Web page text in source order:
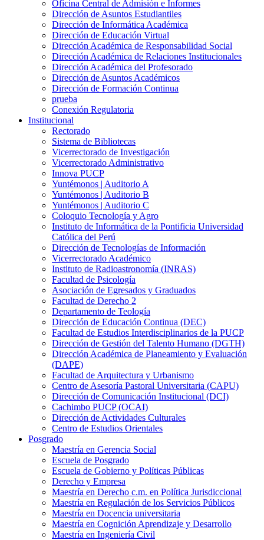
Oficina Central de Admisión e Informes
Dirección de Asuntos Estudiantiles
Dirección de Informática Académica
Dirección de Educación Virtual
Dirección Académica de Responsabilidad Social
Dirección Académica de Relaciones Institucionales
Dirección Académica del Profesorado
Dirección de Asuntos Académicos
Dirección de Formación Continua
prueba
Conexión Regulatoria
Institucional
Rectorado
Sistema de Bibliotecas
Vicerrectorado de Investigación
Vicerrectorado Administrativo
Innova PUCP
Yuntémonos | Auditorio A
Yuntémonos | Auditorio B
Yuntémonos | Auditorio C
Coloquio Tecnología y Agro
Instituto de Informática de la Pontificia Universidad
Católica del Perú
Dirección de Tecnologías de Información
Vicerrectorado Académico
Instituto de Radioastronomía (INRAS)
Facultad de Psicología
Asociación de Egresados y Graduados
Facultad de Derecho 2
Departamento de Teología
Dirección de Educación Continua (DEC)
Facultad de Estudios Interdisciplinarios de la PUCP
Dirección de Gestión del Talento Humano (DGTH)
Dirección Académica de Planeamiento y Evaluación
(DAPE)
Facultad de Arquitectura y Urbanismo
Centro de Asesoría Pastoral Universitaria (CAPU)
Dirección de Comunicación Institucional (DCI)
Cachimbo PUCP (OCAI)
Dirección de Actividades Culturales
Centro de Estudios Orientales
Posgrado
Maestría en Gerencia Social
Escuela de Posgrado
Escuela de Gobierno y Políticas Públicas
Derecho y Empresa
Maestría en Derecho c.m. en Política Jurisdiccional
Maestría en Regulación de los Servicios Públicos
Maestría en Docencia universitaria
Maestría en Cognición Aprendizaje y Desarrollo
Maestría en Ingeniería Civil